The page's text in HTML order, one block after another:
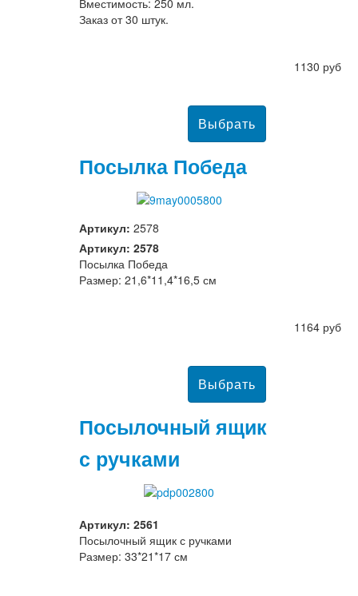
Заказ от 30 штук.
1130 руб
Посылка Победа
Артикул: 2578
Артикул: 2578
Посылка Победа
Размер: 21,6*11,4*16,5 см
1164 руб
Посылочный ящик
с ручками
Артикул: 2561
Посылочный ящик с ручками
Размер: 33*21*17 см